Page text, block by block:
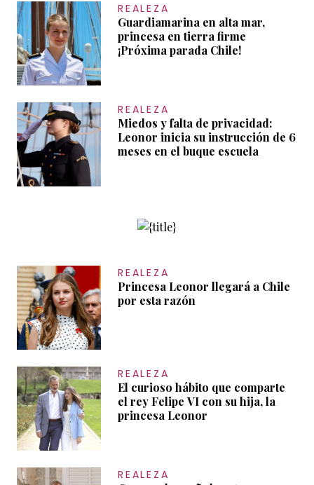
REALEZA
Guardiamarina en alta mar,
princesa en tierra firme
¡Próxima parada Chile!
REALEZA
Miedos y falta de privacidad:
Leonor inicia su instrucción de 6
meses en el buque escuela
REALEZA
Princesa Leonor llegará a Chile
por esta razón
REALEZA
El curioso hábito que comparte
el rey Felipe VI con su hija, la
princesa Leonor
REALEZA